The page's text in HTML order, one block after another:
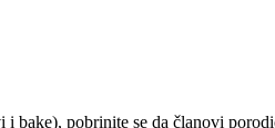
bake), pobrinite se da članovi